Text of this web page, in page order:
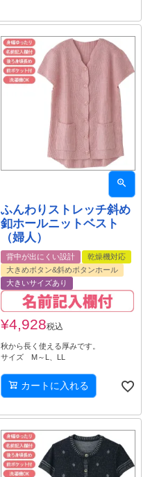
ふんわりストレッチ斜め
釦ホールニットベスト
（婦人）
背中が出にくい設計
乾燥機対応
大きめボタン&斜めボタンホール
大きいサイズあり
¥4,928税込
秋から長く使える厚みです。
サイズ M～L、LL
カートに入れる